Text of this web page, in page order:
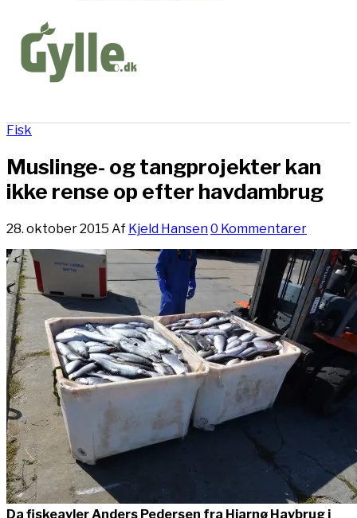
Fisk
Muslinge- og tangprojekter kan
ikke rense op efter havdambrug
28. oktober 2015 Af Kjeld Hansen0 Kommentarer
Da fiskeavler Anders Pedersen fra Hjarnø Havbrug i